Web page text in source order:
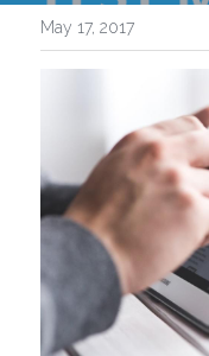
May 17, 2017